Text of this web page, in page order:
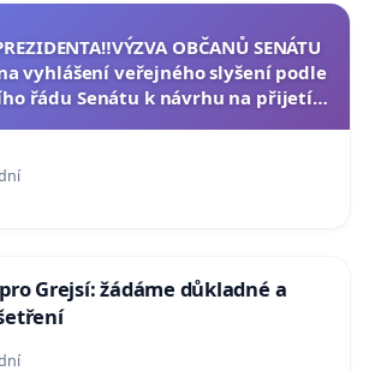
OBČANŮ SENÁTU
na vyhlášení veřejného slyšení podle
řádu Senátu k návrhu na přijetí
Grejsí: žádáme důkladné a